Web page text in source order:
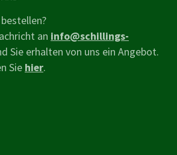
an info@schillings-
Sie erhalten von uns ein Angebot.
Sie hier.